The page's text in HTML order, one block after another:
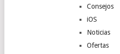
Consejos
iOS
Noticias
Ofertas